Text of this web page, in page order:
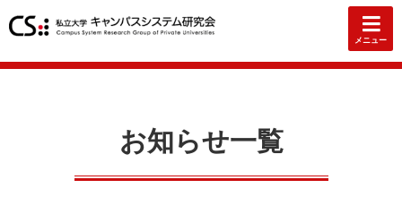
メニュー
お知らせ一覧